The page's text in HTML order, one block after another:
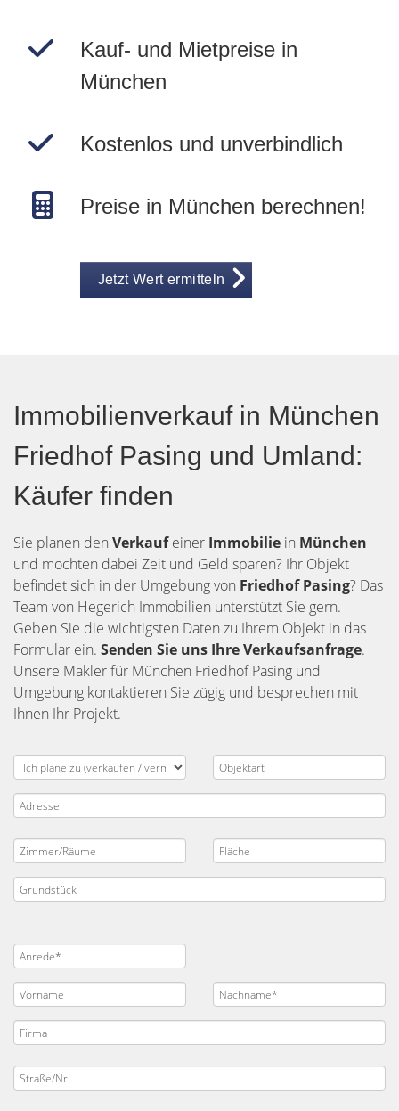
Kauf- und Mietpreise in
München
Kostenlos und unverbindlich
Preise in München berechnen!
Jetzt Wert ermitteln
Immobilienverkauf in München
Friedhof Pasing und Umland:
Käufer finden
Sie planen den Verkaufeiner Immobilie in München
und möchten dabei Zeit und Geld sparen? Ihr Objekt
befindet sich in der Umgebung von Friedhof Pasing? Das
Team von Hegerich Immobilien unterstützt Sie gern.
Geben Sie die wichtigsten Daten zu Ihrem Objekt in das
Formular ein. Senden Sie uns Ihre Verkaufsanfrage.
Unsere Makler für München Friedhof Pasing und
Umgebung kontaktieren Sie zügig und besprechen mit
Ihnen Ihr Projekt.